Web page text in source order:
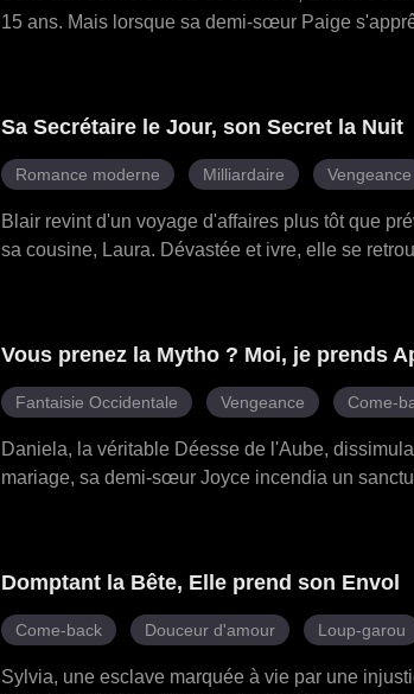
15 ans. Mais lorsque sa demi-sœur Paige
Sa Secrétaire le Jour, son Secret la Nuit
Romance moderne Milliardaire Vengeance
Blair revint d'un voyage d'affaires plus tôt que
sa cousine, Laura. Dévastée et ivre, elle se
l'affaire entre Dan et Laura ainsi que la
faisait chanter à propos de leur romance secrète
pour jurer à Blair un amour inépuisable…
Vous prenez la Mytho ? Moi, je prends
Fantaisie Occidentale Vengeance Come-
Daniela, la véritable Déesse de l'Aube,
mariage, sa demi-sœur Joyce incendia un
Alexandre implora son pardon. Mais Apollon
choisit le dieu qui l'avait protégée au lieu de
Domptant la Bête, Elle prend son Envol
Come-back Douceur d'amour Loup-garou
Sylvia, une esclave marquée à vie par une